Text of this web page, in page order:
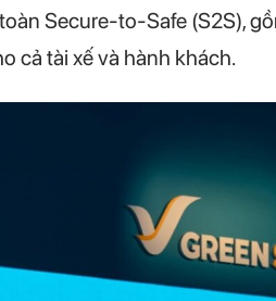
Secure-to-Safe (S2S),
cả tài xế và hành khách.